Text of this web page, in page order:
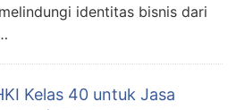
identitas bisnis dari
Kelas 40 untuk Jasa